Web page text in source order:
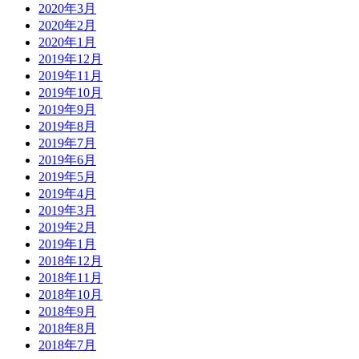
2020年3月
2020年2月
2020年1月
2019年12月
2019年11月
2019年10月
2019年9月
2019年8月
2019年7月
2019年6月
2019年5月
2019年4月
2019年3月
2019年2月
2019年1月
2018年12月
2018年11月
2018年10月
2018年9月
2018年8月
2018年7月